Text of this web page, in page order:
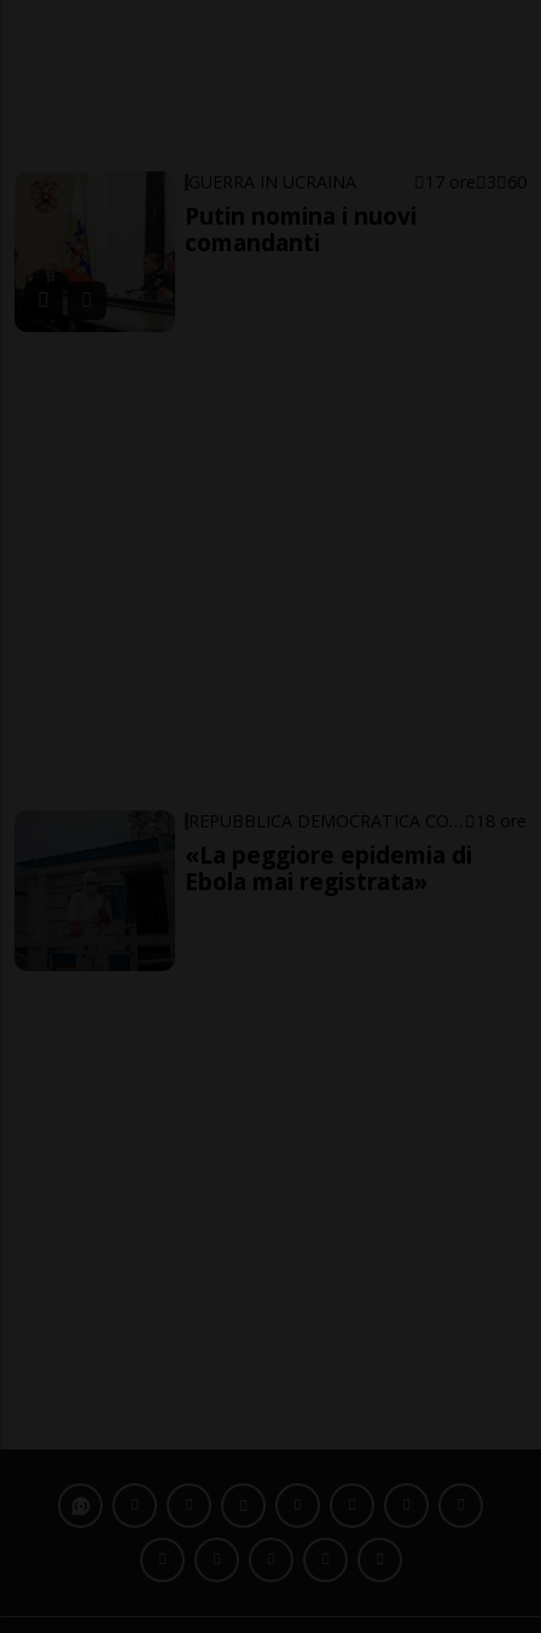
GUERRA IN UCRAINA 17 ore 3 60
Putin nomina i nuovi
comandanti
18 ore
«La peggiore epidemia di
Ebola mai registrata»